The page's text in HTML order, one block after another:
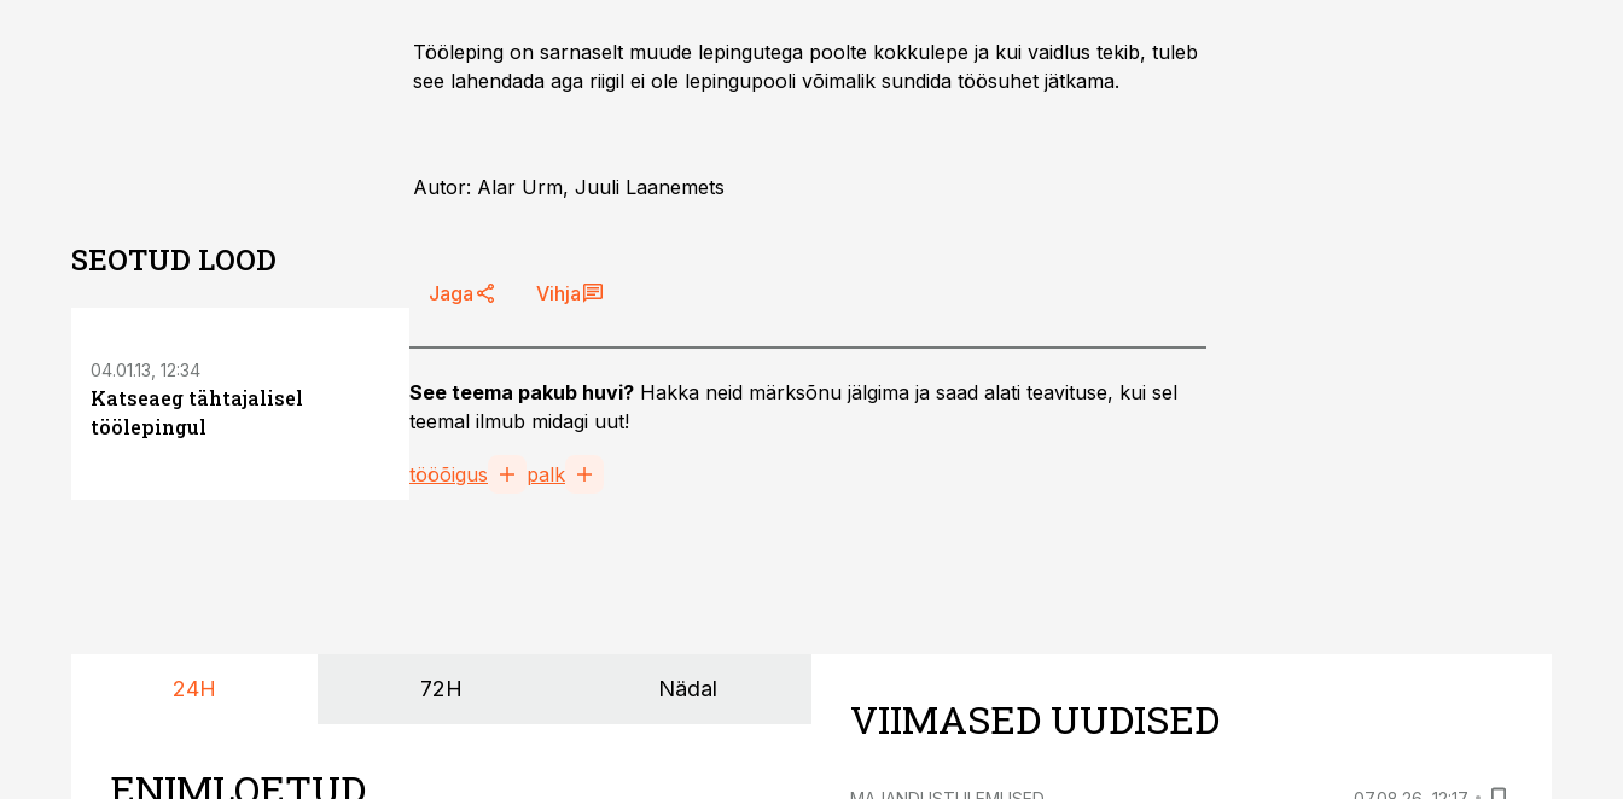
Tööleping on sarnaselt muude lepingutega poolte kokkulepe ja kui vaidlus tekib, tuleb
see lahendada aga riigil ei ole lepingupooli võimalik sundida töösuhet jätkama.
Autor: Alar Urm, Juuli Laanemets
Jaga Vihja
See teema pakub huvi? Hakka neid märksõnu jälgima ja saad alati teavituse, kui sel
teemal ilmub midagi uut!
tööõigus palk
SEOTUD LOOD
04.01.13, 12:34
Katseaeg tähtajalisel
töölepingul
Töövaidluste arv kasvab
Autod, laenud ja dividendid –
24H 72H Nädal
VIIMASED UUDISED